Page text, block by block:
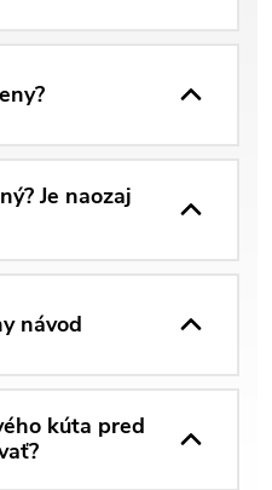
Je naozaj
návod
kúta pred